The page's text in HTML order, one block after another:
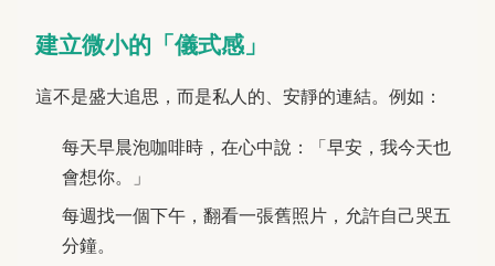
建立微小的「儀式感」
這不是盛大追思，而是私人的、安靜的連結。例如：
每天早晨泡咖啡時，在心中說：「早安，我今天也
會想你。」
每週找一個下午，翻看一張舊照片，允許自己哭五
分鐘。